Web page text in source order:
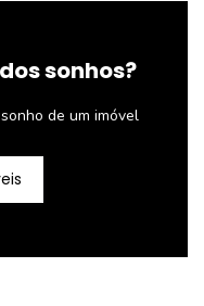
sonhos?
de um imóvel